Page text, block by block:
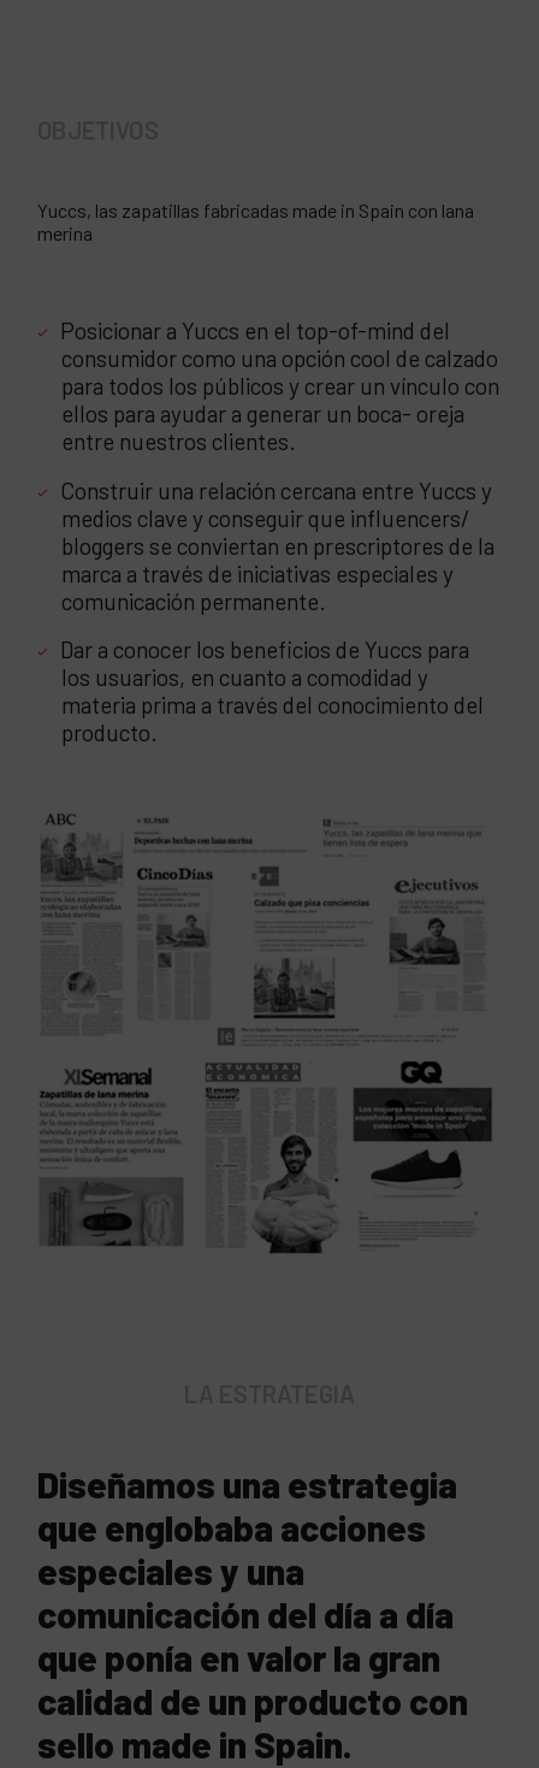
Yuccs, las zapatillas fabricadas made in Spain con lana
merina
Posicionar a Yuccs en el top-of-mind del
consumidor como una opción cool de calzado
para todos los públicos y crear un vínculo con
ellos para ayudar a generar un boca- oreja
entre nuestros clientes.
Construir una relación cercana entre Yuccs y
medios clave y conseguir que influencers/
bloggers se conviertan en prescriptores de la
marca a través de iniciativas especiales y
comunicación permanente.
Dar a conocer los beneficios de Yuccs para
los usuarios, en cuanto a comodidad y
materia prima a través del conocimiento del
producto.
Diseñamos una estrategia
que englobaba acciones
especiales y una
comunicación del día a día
que ponía en valor la gran
calidad de un producto con
sello made in Spain.